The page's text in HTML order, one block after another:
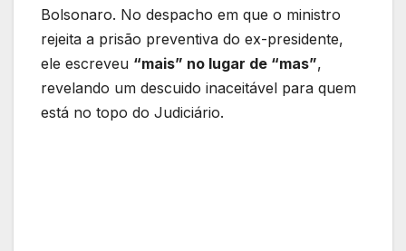
Bolsonaro. No despacho em que o ministro
rejeita a prisão preventiva do ex-presidente,
ele escreveu “mais” no lugar de “mas”,
revelando um descuido inaceitável para quem
está no topo do Judiciário.